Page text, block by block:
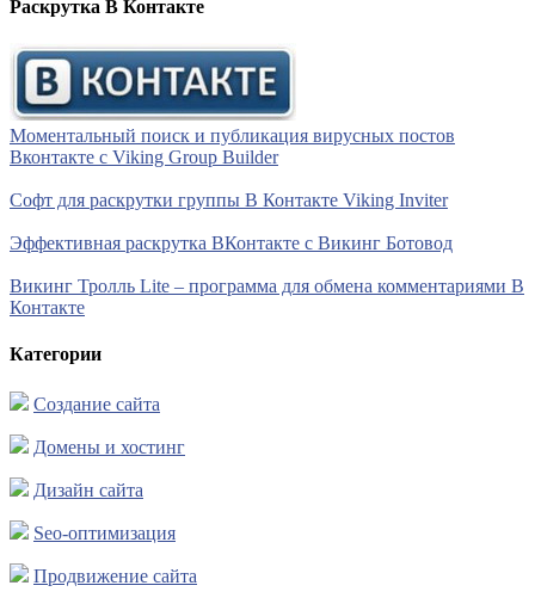
Раскрутка В Контакте
Моментальный поиск и публикация вирусных постов
Вконтакте с Viking Group Builder
Софт для раскрутки группы В Контакте Viking Inviter
Эффективная раскрутка ВКонтакте с Викинг Ботовод
Викинг Тролль Lite – программа для обмена комментариями В
Контакте
Категории
Создание сайта
Домены и хостинг
Дизайн сайта
Seo-оптимизация
Продвижение сайта